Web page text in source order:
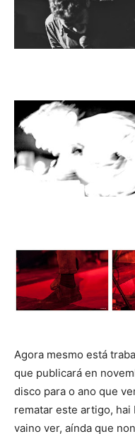
Agora mesmo está
que publicará en
disco para o ano que
rematar este artigo, hai
vaino ver, aínda que